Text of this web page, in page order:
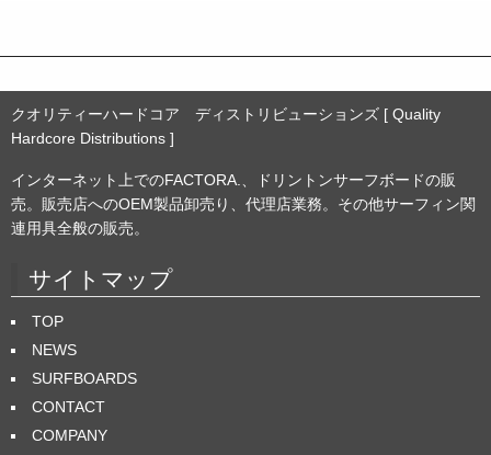
クオリティーハードコア ディストリビューションズ [ Quality
Hardcore Distributions ]
インターネット上でのFACTORA.、ドリントンサーフボードの販
売。販売店へのOEM製品卸売り、代理店業務。その他サーフィン関
連用具全般の販売。
サイトマップ
TOP
NEWS
SURFBOARDS
CONTACT
COMPANY